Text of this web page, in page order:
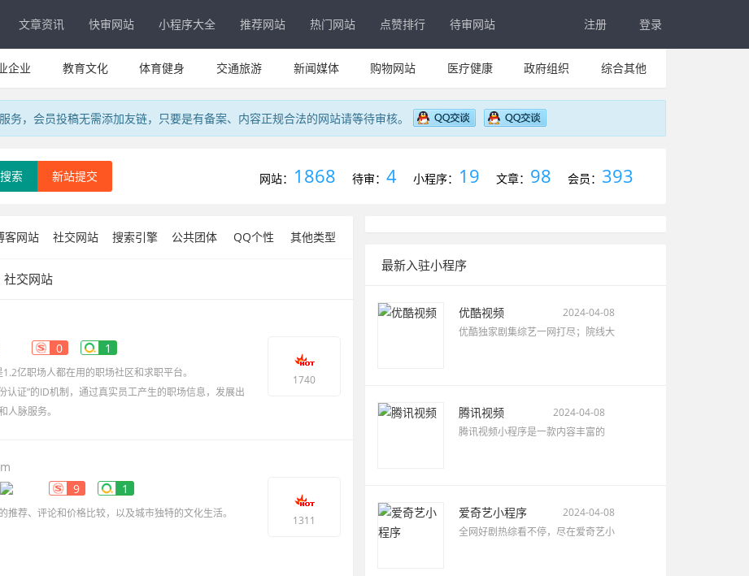
文章资讯 快审网站 小程序大全 推荐网站 热门网站 点赞排行 待审网站 注册 登录
企业 教育文化 体育健身 交通旅游 新闻媒体 购物网站 医疗健康 政府组织 综合其他
，会员投稿无需添加友链，只要是有备案、内容正规合法的网站请等待审核。
新站提交
索 网站： 1868 待审： 4 小程序： 19 文章： 98 会员： 393
客网站 社交网站 搜索引擎 公共团体 QQ个性 其他类型
社交网站
0 1
亿职场人都在用的职场社区和求职平台。
认证”的ID机制，通过真实员工产生的职场信息，发展出
人脉服务。
1740
9 1
推荐、评论和价格比较，以及城市独特的文化生活。
1311
最新入驻小程序
优酷视频
2024-04-08
优酷独家剧集综艺一网打尽；院线大
腾讯视频
2024-04-08
腾讯视频小程序是一款内容丰富的
爱奇艺小程序
2024-04-08
全网好剧热综看不停，尽在爱奇艺小